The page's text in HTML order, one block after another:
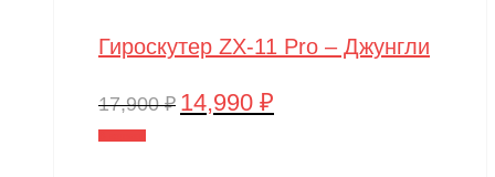
Гироскутер ZX-11 Pro – Джунгли
17,900₽ Первоначальная
14,990 ₽